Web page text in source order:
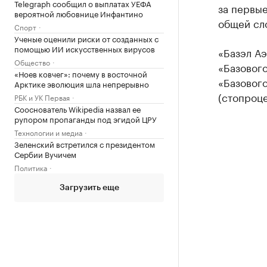
Telegraph сообщил о выплатах УЕФА
вероятной любовнице Инфантино
Спорт
Ученые оценили риски от созданных с
помощью ИИ искусственных вирусов
Общество
«Ноев ковчег»: почему в восточной
Арктике эволюция шла непрерывно
РБК и УК Первая
Сооснователь Wikipedia назвал ее
рупором пропаганды под эгидой ЦРУ
Технологии и медиа
Зеленский встретился с президентом
Сербии Вучичем
Политика
Загрузить еще
за
общей
«Базэл